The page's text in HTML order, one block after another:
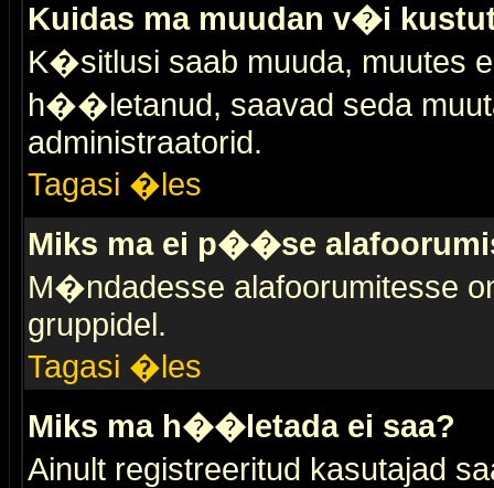
Kuidas ma muudan v�i
K�sitlusi saab muuda, muutes
h��letanud, saavad seda
administraatorid.
Tagasi �les
Miks ma ei p��se
M�ndadesse alafoorumitesse
gruppidel.
Tagasi �les
Miks ma h��letada ei saa?
Ainult registreeritud kasutajad